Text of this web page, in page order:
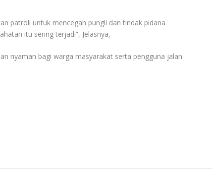
patroli untuk mencegah pungli dan tindak pidana
itu sering terjadi”, Jelasnya,
nyaman bagi warga masyarakat serta pengguna jalan